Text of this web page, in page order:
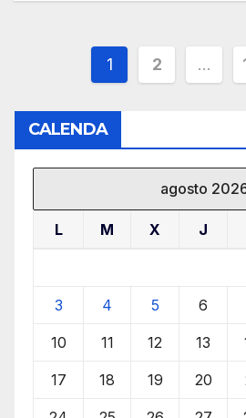
Paginación
de
entradas
1 2 …
CALENDA
agosto
L M X J
3 4 5 6
10 11 12 13
17 18 19 20